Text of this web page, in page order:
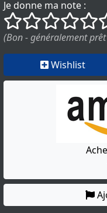
Je donne ma note :
()
() () () ()
(Bon - généralement
Wishlist